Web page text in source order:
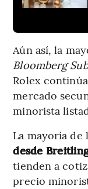
Aún así, la
Bloomberg
Rolex
mercado
minorista
La mayoría de
desde
tienden a
precio